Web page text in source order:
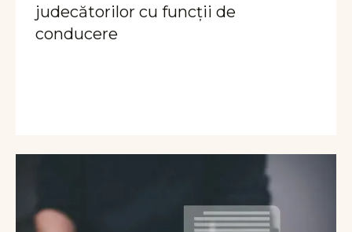
judecătorilor cu funcții de
conducere